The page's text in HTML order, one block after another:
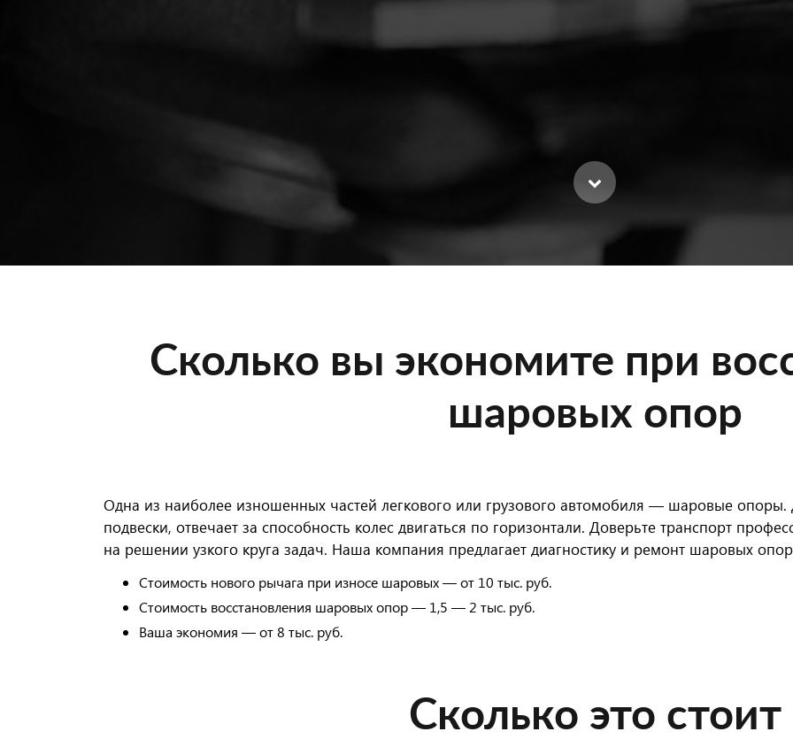
Сколько вы экономите при
шаровых опор
Одна из наиболее изношенных частей легкового или грузового автомобиля — шаровые
подвески, отвечает за способность колес двигаться по горизонтали. Доверьте транспорт
на решении узкого круга задач. Наша компания предлагает диагностику и ремонт шаровых
Стоимость нового рычага при износе шаровых — от 10 тыс. руб.
Стоимость восстановления шаровых опор — 1,5 — 2 тыс. руб.
Ваша экономия — от 8 тыс. руб.
Сколько это стоит